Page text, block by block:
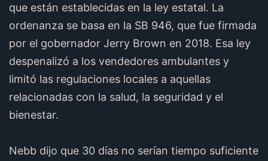
que están establecidas en la ley estatal. La
ordenanza se basa en la SB 946, que fue firmada
por el gobernador Jerry Brown en 2018. Esa ley
despenalizó a los vendedores ambulantes y
limitó las regulaciones locales a aquellas
relacionadas con la salud, la seguridad y el
bienestar.
Nebb dijo que 30 días no serían tiempo suficiente